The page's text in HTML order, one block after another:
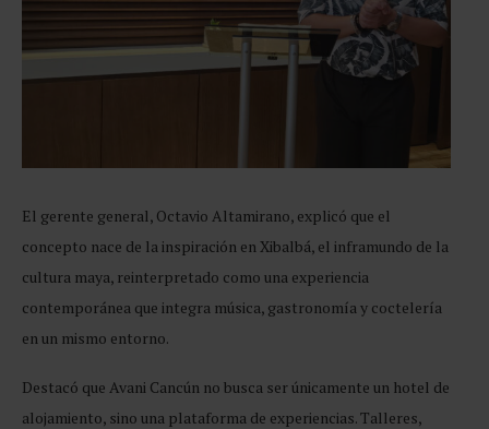
El gerente general, Octavio Altamirano, explicó que el
concepto nace de la inspiración en Xibalbá, el inframundo de la
cultura maya, reinterpretado como una experiencia
contemporánea que integra música, gastronomía y coctelería
en un mismo entorno.
Destacó que Avani Cancún no busca ser únicamente un hotel de
alojamiento, sino una plataforma de experiencias. Talleres,